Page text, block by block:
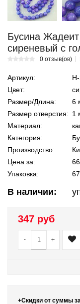
Бусина
сиреневый с
0 отзыв(ов)
Артикул:
Цвет:
Размер/Длина:
6
Размер отверстия: 1
Материал:
Категория:
Производство:
Цена за:
Упаковка:
В наличии:
347 руб
- +
+Скидки от суммы